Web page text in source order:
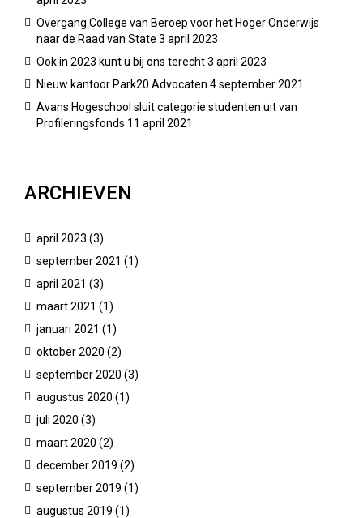
Overgang College van Beroep voor het Hoger Onderwijs
naar de Raad van State 3 april 2023
Ook in 2023 kunt u bij ons terecht3 april 2023
Nieuw kantoor Park20 Advocaten 4 september 2021
Avans Hogeschool sluit categorie studenten uit van
Profileringsfonds 11 april 2021
ARCHIEVEN
april 2023 (3)
september 2021 (1)
april 2021 (3)
maart 2021 (1)
januari 2021 (1)
oktober 2020 (2)
september 2020 (3)
augustus 2020 (1)
juli 2020 (3)
maart 2020 (2)
december 2019 (2)
september 2019 (1)
augustus 2019 (1)